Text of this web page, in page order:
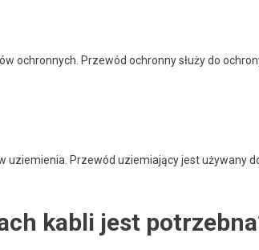
ochronnych. Przewód ochronny służy do
uziemienia. Przewód uziemiający jest używany
kabli jest